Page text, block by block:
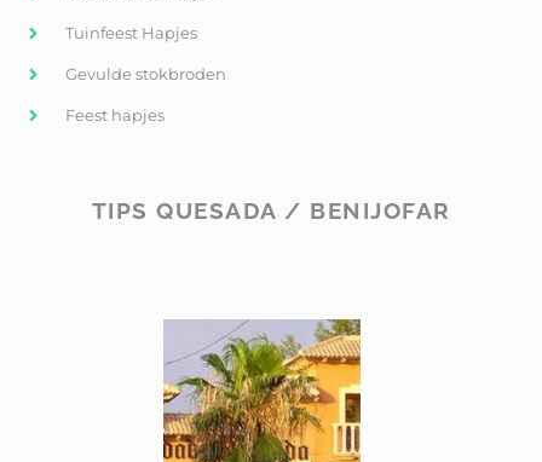
Tuinfeest Hapjes
Gevulde stokbroden
Feest hapjes
TIPS QUESADA / BENIJOFAR